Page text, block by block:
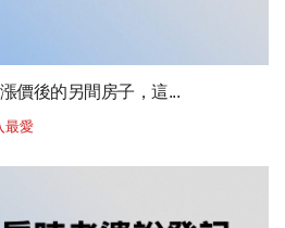
價後的另間房子，這...
最愛